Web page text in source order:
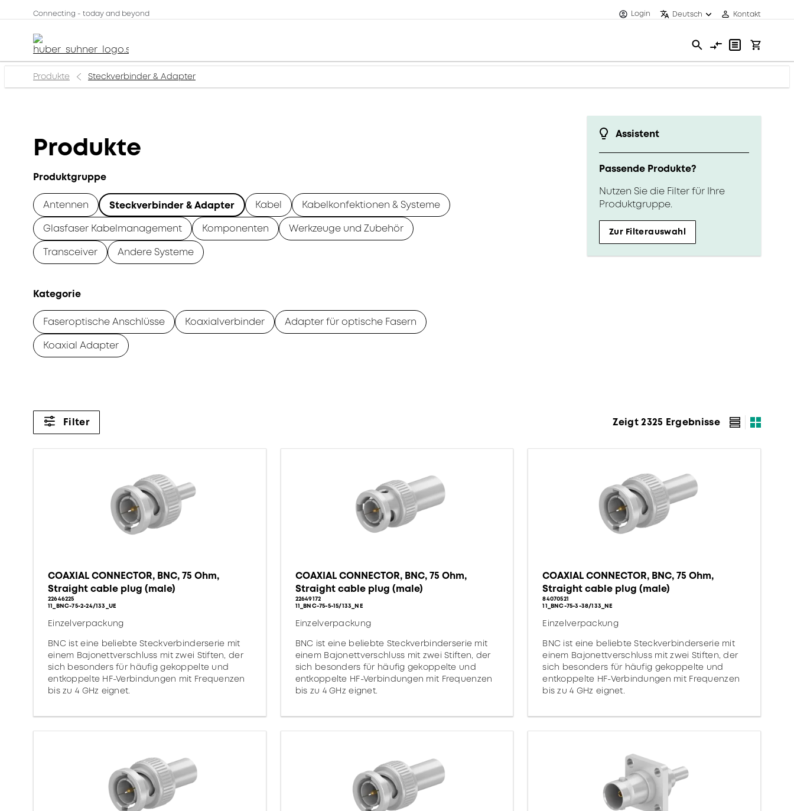
Connecting - today and beyond Login Deutsch Kontakt
Produkte Steckverbinder & Adapter
Assistent
Passende Produkte?
Nutzen Sie die Filter für Ihre
Produktgruppe.
Zur Filterauswahl
Produkte
Produktgruppe
Antennen Steckverbinder & Adapter Kabel
Kabelkonfektionen & Systeme
Glasfaser Kabelmanagement
Komponenten
Werkzeuge und Zubehör
Transceiver
Andere Systeme
Kategorie
Faseroptische Anschlüsse Koaxialverbinder
Adapter für optische Fasern
Koaxial Adapter
Filter Zeigt 2325 Ergebnisse
COAXIAL CONNECTOR, BNC, 75 Ohm,
Straight cable plug (male)
22646225
11_BNC-75-2-24/133_UE
Einzelverpackung
BNC ist eine beliebte Steckverbinderserie mit
einem Bajonettverschluss mit zwei Stiften, der
sich besonders für häufig gekoppelte und
entkoppelte HF-Verbindungen mit Frequenzen
bis zu 4 GHz eignet.
COAXIAL CONNECTOR, BNC, 75 Ohm,
Straight cable plug (male)
22649172
11_BNC-75-5-15/133_NE
Einzelverpackung
BNC ist eine beliebte Steckverbinderserie mit
einem Bajonettverschluss mit zwei Stiften, der
sich besonders für häufig gekoppelte und
entkoppelte HF-Verbindungen mit Frequenzen
bis zu 4 GHz eignet.
COAXIAL CONNECTOR, BNC, 75 Ohm,
Straight cable plug (male)
84070521
11_BNC-75-3-38/133_NE
Einzelverpackung
BNC ist eine beliebte Steckverbinderserie mit
einem Bajonettverschluss mit zwei Stiften, der
sich besonders für häufig gekoppelte und
entkoppelte HF-Verbindungen mit Frequenzen
bis zu 4 GHz eignet.